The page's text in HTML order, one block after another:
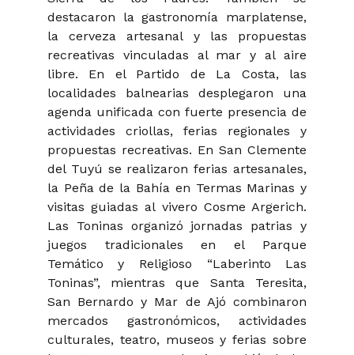
destacaron la gastronomía marplatense,
la cerveza artesanal y las propuestas
recreativas vinculadas al mar y al aire
libre. En el Partido de La Costa, las
localidades balnearias desplegaron una
agenda unificada con fuerte presencia de
actividades criollas, ferias regionales y
propuestas recreativas. En San Clemente
del Tuyú se realizaron ferias artesanales,
la Peña de la Bahía en Termas Marinas y
visitas guiadas al vivero Cosme Argerich.
Las Toninas organizó jornadas patrias y
juegos tradicionales en el Parque
Temático y Religioso “Laberinto Las
Toninas”, mientras que Santa Teresita,
San Bernardo y Mar de Ajó combinaron
mercados gastronómicos, actividades
culturales, teatro, museos y ferias sobre